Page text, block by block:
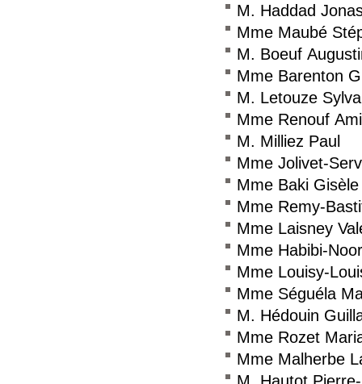
M. Haddad
Mme Maubé
M. Boeuf
Mme Barenton
M. Letouze
Mme Renouf
M. Milliez Paul
Mme Jolivet-
Mme Baki Gisèle
Mme Remy-
Mme Laisney
Mme Habibi-
Mme Louisy-
Mme Séguéla
M. Hédouin
Mme Rozet
Mme Malherbe